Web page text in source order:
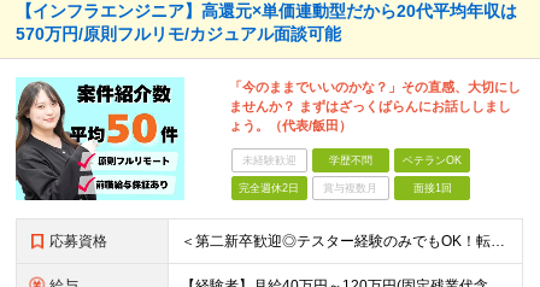
【インフラエンジニア】高還元×単価連動型だから20代平均年収は
570万円/原則フルリモ/カジュアル面談可能
「今のままでいいのかな？」その直感、大切にし
ませんか？ まずはざっくばらんにお話ししまし
ょう。（代表/飯田）
未経験歓迎 学歴不問 ベテランOK
完全週休2日 賞与複数月 面接1回
応募資格 ＜第二新卒歓迎◎テスター経験のみでもOK！転職回数不問＞ ■学歴不問 ■ブランクOK ■エンジニアとしての実務経験が1年以上ある方 └開発、インフラ、工程、言語は一切不問！ ※未経験も若干名募集して